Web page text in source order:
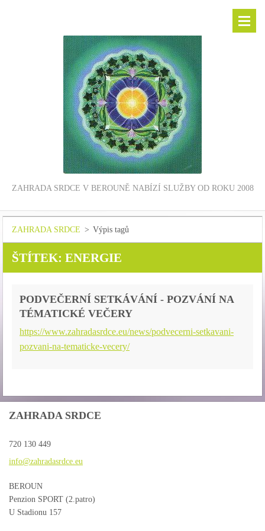
ZAHRADA SRDCE V BEROUNĚ NABÍZÍ SLUŽBY OD ROKU 2008
ZAHRADA SRDCE > Výpis tagů
ŠTÍTEK: ENERGIE
PODVEČERNÍ SETKÁVÁNÍ - POZVÁNÍ NA
TÉMATICKÉ VEČERY
https://www.zahradasrdce.eu/news/podvecerni-setkavani-
pozvani-na-tematicke-vecery/
ZAHRADA SRDCE
720 130 449
info@zahradasrdce.eu
BEROUN
Penzion SPORT (2.patro)
U Stadionu 157